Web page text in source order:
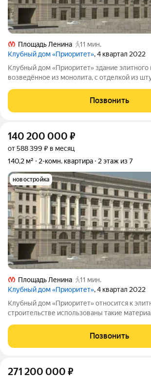
Площадь Ленина
11 мин.
Клубный дом «Приоритет», 4 квартал 2022
Клубный дом «Приоритет» здание элитного класса,
возведённое из монолита, с отделкой из
уровня, всего один корпус и 40 квартир.
финишной отделке уже выполнена.
Позвонить
140 200 000 ₽
от 588 399 ₽ в месяц
140,2 м²
2-комн. квартира 2 этаж из 7
новостройка
Площадь Ленина
11 мин.
Клубный дом «Приоритет», 4 квартал 2022
Клубный дом «Приоритет» относится к
строительстве использованы такие
одного корпуса, имеет 7 надземных и 2
Отделка пока подготовлена
Позвонить
271 200 000 ₽